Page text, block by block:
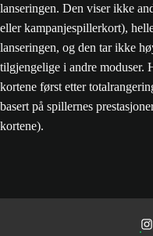
lanseringen. Den viser ikke
eller kampanjespillerkort),
lanseringen, og den tar ikke
tilgjengelige i andre moduser.
kortene først etter
basert på spillernes
kortene).